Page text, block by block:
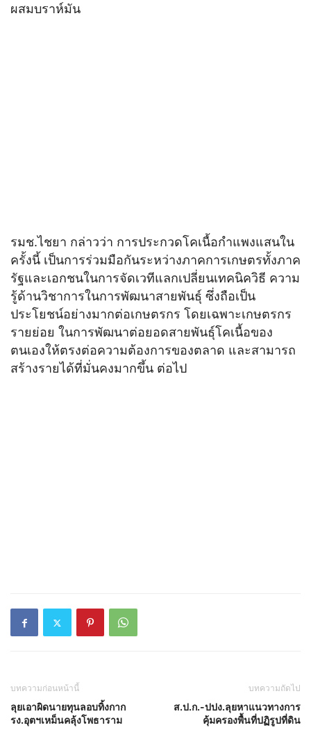
ผสมบราห์มัน
รมช.ไชยา กล่าวว่า การประกวดโคเนื้อกำแพงแสนใน
ครั้งนี้ เป็นการร่วมมือกันระหว่างภาคการเกษตรทั้งภาค
รัฐและเอกชนในการจัดเวทีแลกเปลี่ยนเทคนิควิธี ความ
รู้ด้านวิชาการในการพัฒนาสายพันธุ์ ซึ่งถือเป็น
ประโยชน์อย่างมากต่อเกษตรกร โดยเฉพาะเกษตรกร
รายย่อย ในการพัฒนาต่อยอดสายพันธุ์โคเนื้อของ
ตนเองให้ตรงต่อความต้องการของตลาด และสามารถ
สร้างรายได้ที่มั่นคงมากขึ้น ต่อไป
บทความก่อนหน้านี้
ลุยเอาผิดนายทุนลอบทิ้งกาก
รง.อุตฯเหม็นคลุ้งโพธาราม
บทความถัดไป
ส.ป.ก.-ปปง.ลุยหาแนวทางการ
คุ้มครองพื้นที่ปฏิรูปที่ดิน